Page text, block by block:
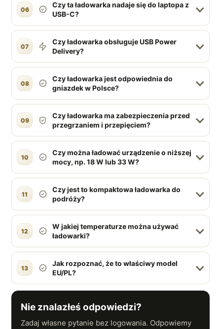
06
Czy ta ładowarka nadaje się do laptopa z
USB-C?
07
Czy ładowarka obsługuje USB Power
Delivery?
08
Czy ładowarka jest odpowiednia do
gniazdek w Polsce?
09
Czy ładowarka ma zabezpieczenia przed
przegrzaniem i przepięciem?
10
Czy można ładować urządzenie o niższej
mocy, np. 18 W lub 33 W?
11
Czy jest to kompaktowa ładowarka do
podróży?
12
W jakiej temperaturze można używać
ładowarki?
13
Jak rozpoznać, że to właściwy model
EU/PL?
Nie znalazłeś odpowiedzi?
Zadaj własne pytanie bez logowania. Odpowiemy